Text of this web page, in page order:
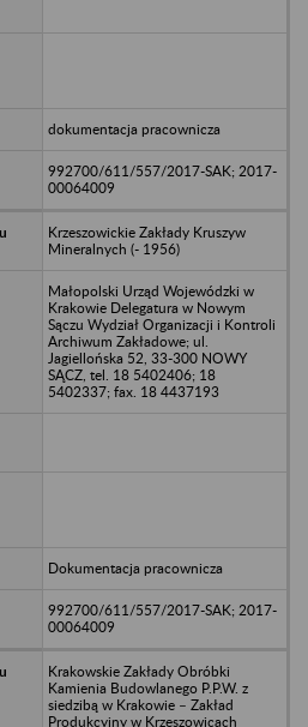
dokumentacja pracownicza
992700/611/557/2017-SAK; 2017-
00064009
Krzeszowickie Zakłady Kruszyw
Mineralnych (- 1956)
Małopolski Urząd Wojewódzki w
Krakowie Delegatura w Nowym
Sączu Wydział Organizacji i Kontroli
Archiwum Zakładowe; ul.
Jagiellońska 52, 33-300 NOWY
SĄCZ, tel. 18 5402406; 18
5402337; fax. 18 4437193
Dokumentacja pracownicza
992700/611/557/2017-SAK; 2017-
00064009
Krakowskie Zakłady Obróbki
Kamienia Budowlanego P.P.W. z
siedzibą w Krakowie – Zakład
Produkcyjny w Krzeszowicach